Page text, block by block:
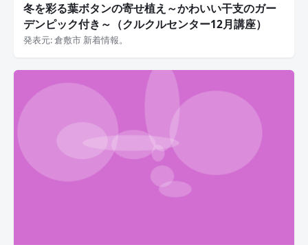
冬を彩る葉ボタンの寄せ植え～かわいい干支のガー
デンピック付き～（クルクルセンター12月講座）
発表元: 倉敷市 新着情報。